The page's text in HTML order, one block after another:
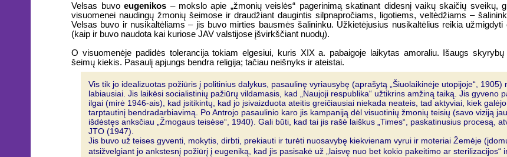
Velsas buvoeugenikos – mokslo apie „žmonių veislės“ pagerinimą skatinant didesnį vaikų skaičių sveikų,
visuomenei naudingų žmonių šeimose ir draudžiant daugintis silpnapročiams, ligotiems, veltėdžiams –
Velsas buvo ir nusikaltėliams – jis buvo mirties bausmės šalininku. Užkietėjusius nusikaltėlius reikia užmigdyti
(kaip ir buvo naudota kai kuriose JAV valstijose įšvirkščiant nuodų).
O visuomenėje padidės tolerancija tokiam elgesiui, kuris XIX a. pabaigoje laikytas amoraliu. Išaugs
šeimų kiekis. Pasaulį apjungs bendra religija; tačiau neišnyks ir ateistai.
Vis tik jo idealizuotas požiūris į politinius dalykus, pasaulinę vyriausybę (aprašytą „Šiuolaikinėje utopijoje“, 1905)
labiausiai. Jis laikėsi socialistinių pažiūrų vildamasis, kad „Naujoji respublika“ užtikrins amžiną taiką. Jis gyveno
ilgai (mirė 1946-ais), kad įsitikintų, kad jo įsivaizduota ateitis greičiausiai niekada neateis, tad aktyviai, kiek
tarptautinį bendradarbiavimą. Po Antrojo pasaulinio karo jis kampaniją dėl visuotinių žmonių teisių (savo viziją
išdėstęs anksčiau „Žmogaus teisėse“, 1940). Gali būti, kad tai jis rašė laiškus „Times“, paskatinusius procesą,
JTO (1947).
Jis buvo už teises gyventi, mokytis, dirbti, prekiauti ir turėti nuosavybę kiekvienam vyrui ir moteriai Žemėje
atsižvelgiant jo ankstesnį požiūrį į eugeniką, kad jis pasisakė už „laisvę nuo bet kokio pakeitimo ar sterilizacijos“ ir